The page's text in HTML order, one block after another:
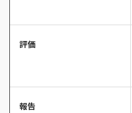
評価
報告